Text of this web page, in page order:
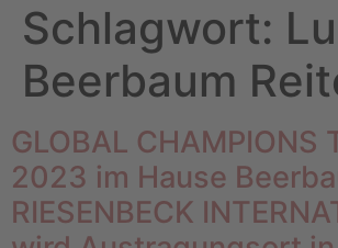
Schlagwort:
Beerbaum
GLOBAL CHAMPIONS
2023 im Hause
RIESENBECK